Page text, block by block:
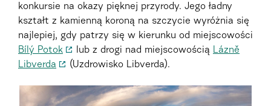
konkursie na okazy pięknej przyrody. Jego ładny
kształt z kamienną koroną na szczycie wyróżnia się
najlepiej, gdy patrzy się w kierunku od miejscowości
Bílý Potok
lub z drogi nad miejscowością Lázně
Libverda
(Uzdrowisko Libverda).